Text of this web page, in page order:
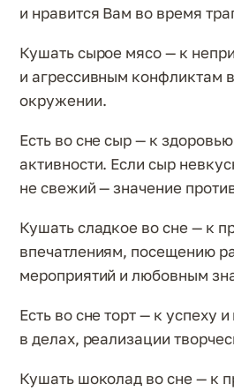
и нравится Вам во время
Кушать сырое мясо — к
и агрессивным конфликтам
окружении.
Есть во сне сыр — к
активности. Если сыр
не свежий — значение
Кушать сладкое во сне — к
впечатлениям, посещению
мероприятий и любовным
Есть во сне торт — к успеху
в делах, реализации
Кушать шоколад во сне — к